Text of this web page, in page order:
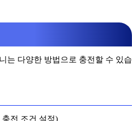
는 다양한 방법으로 충전할 수 있습
전 조건 설정)